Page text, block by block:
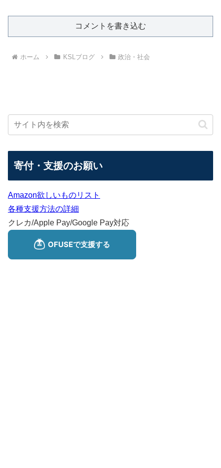
コメントを書き込む
ホーム KSLブログ 政治・社会
寄付・支援のお願い
Amazon欲しいものリスト
各種支援方法の詳細
クレカ/Apple Pay/Google Pay対応